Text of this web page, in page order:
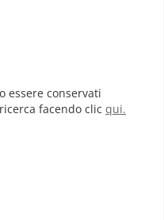
essere conservati
facendo clicqui.